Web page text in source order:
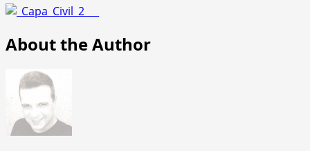
About the Author